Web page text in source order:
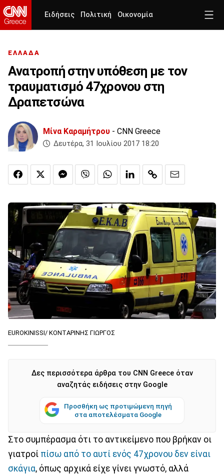
Ειδήσεις Πολιτική Οικονομία
ΕΛΛΑΔΑ
Ανατροπή στην υπόθεση με τον
τραυματισμό 47χρονου στη
Δραπετσώνα
Μίνα Καραμήτρου - CNN Greece
Δευτέρα, 31 Ιουλίου 2017 18:20
EUROKINISSI/ ΚΟΝΤΑΡΙΝΗΣ ΓΙΩΡΓΟΣ
Δες περισσότερα άρθρα του CNN Greece όταν
αναζητάς ειδήσεις στην Google
Προσθήκη ως προτιμώμενη πηγή
στα αποτελέσματα Google
Στο συμπέρασμα ότι το αντικείμενο που βρήκαν οι
γιατροί πίσω από το αυτί ενός 47χρονου δεν είναι
σκάγια, όπως αρχικά είχε γίνει γνωστό, αλλά